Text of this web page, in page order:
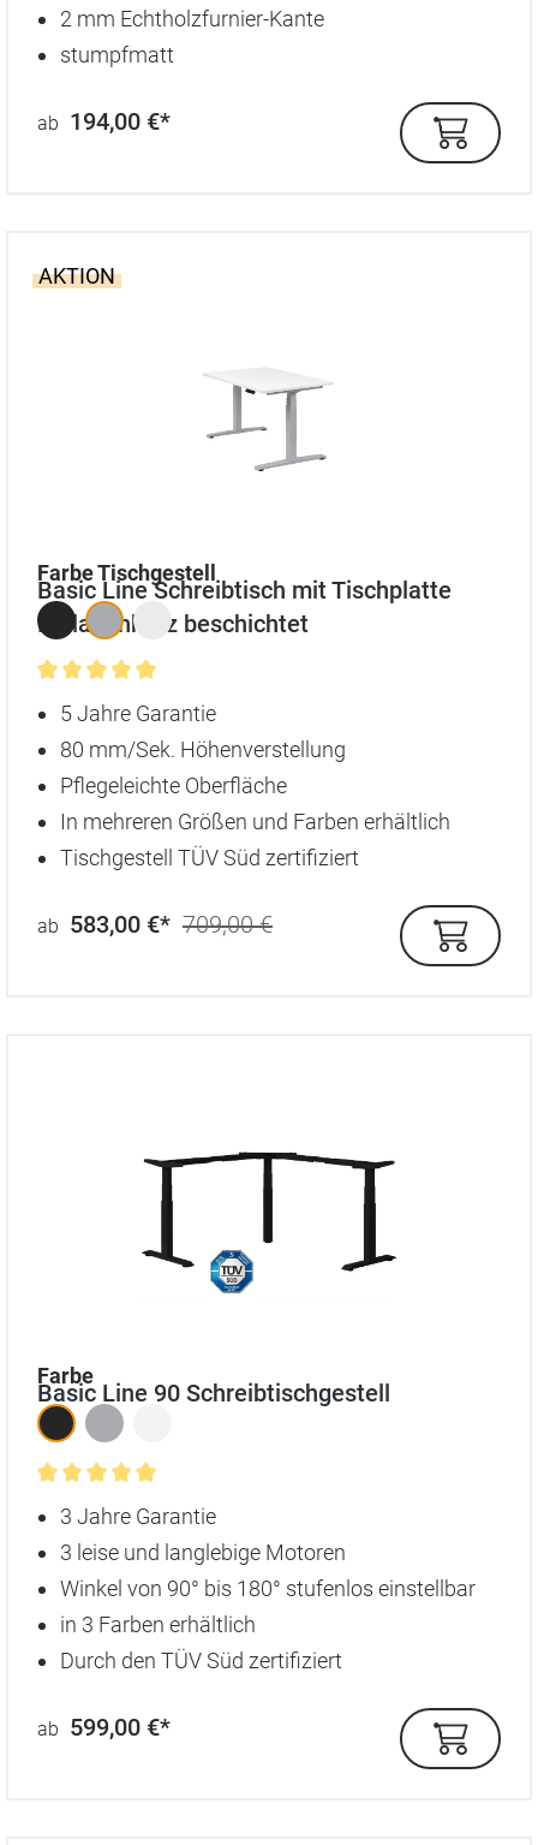
2 mm Echtholzfurnier-Kante
stumpfmatt
ab 194,00 €*
AKTION
Farbe Tischgestell
Basic Line Schreibtisch mit Tischplatte
Melaminharz beschichtet
Durchschnittliche Bewertung von 4.9 von 5 Sternen
5 Jahre Garantie
80 mm/Sek. Höhenverstellung
Pflegeleichte Oberfläche
In mehreren Größen und Farben erhältlich
Tischgestell TÜV Süd zertifiziert
ab 583,00 €* 709,00 €
Farbeauswählen
Basic Line 90 Schreibtischgestell
Durchschnittliche Bewertung von 5 von 5 Sternen
3 Jahre Garantie
3 leise und langlebige Motoren
Winkel von 90° bis 180° stufenlos einstellbar
in 3 Farben erhältlich
Durch den TÜV Süd zertifiziert
ab 599,00 €*